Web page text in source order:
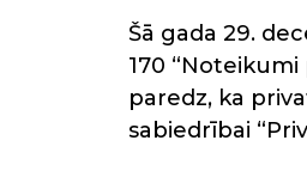
Šā gada 29.
170
paredz, ka
sabiedrībai